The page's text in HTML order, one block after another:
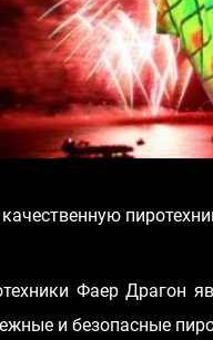
Фаер Драгон
и безопасные